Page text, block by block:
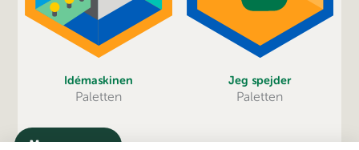
Idémaskinen
Paletten
Jeg spejder
Paletten
Menu